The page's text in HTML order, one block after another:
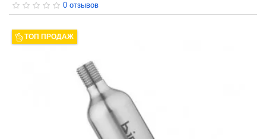
0 отзывов
ТОП ПРОДАЖ